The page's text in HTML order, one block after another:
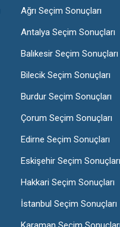
Ağrı Seçim Sonuçları
Antalya Seçim Sonuçları
Balıkesir Seçim Sonuçları
Bilecik Seçim Sonuçları
Burdur Seçim Sonuçları
Çorum Seçim Sonuçları
Edirne Seçim Sonuçları
Eskişehir Seçim Sonuçları
Hakkari Seçim Sonuçları
İstanbul Seçim Sonuçları